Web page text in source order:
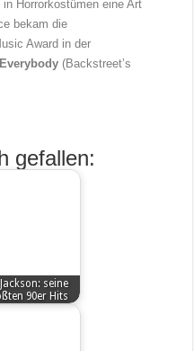
in Horrorkostümen eine Art
bekam die
Award in der
Everybody (Backstreet’s
gefallen:
seine
90er Hits